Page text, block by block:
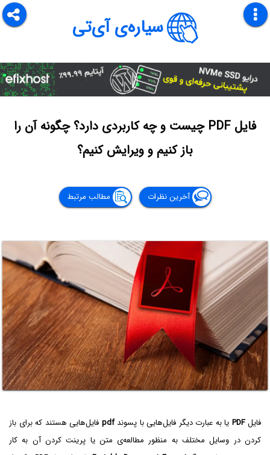
سیاره‌ی آی‌تی
فایل PDF چیست و چه کاربردی دارد؟ چگونه آن را
باز کنیم و ویرایش کنیم؟
آخرین نظرات مطالب مرتبط
فایلPDF یا به عبارت دیگر فایل‌هایی با پسوندpdf فایل‌هایی هستند که برای باز
کردن در وسایل مختلف به منظور مطالعه‌ی متن یا پرینت کردن آن به کار